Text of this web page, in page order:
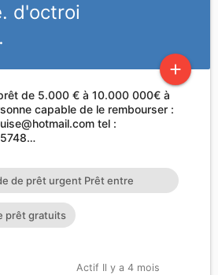
d'octroi
add
de 5.000 € à 10.000 000€ à
capable de le rembourser :
tel :
de prêt urgent Prêt entre
en 72h : cherylgr
prêt gratuits
Actif Il y a 4 mois